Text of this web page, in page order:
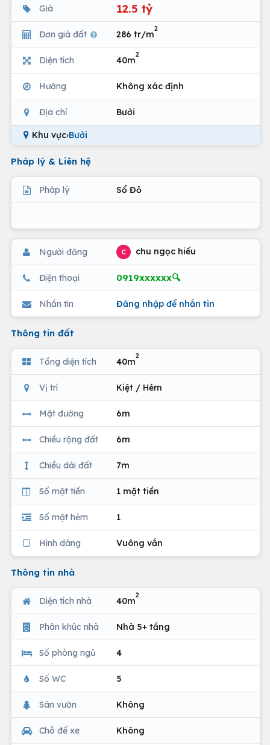
Giá 12.5 tỷ
Đơn giá đất 286 tr/m
2
Diện tích 40m
2
Hướng Không xác định
Địa chỉ Bưởi
Khu vực›Bưởi
Pháp lý & Liên hệ
Pháp lý Sổ Đỏ
Người đăng C chu ngọc hiếu
Điện thoại 0919xxxxxx🔍
Nhắn tin Đăng nhập để nhắn tin
Thông tin đất
Tổng diện tích 40m
2
Vị trí Kiệt / Hẻm
Mặt đường 6m
Chiều rộng đất 6m
Chiều dài đất 7m
Số mặt tiền 1 mặt tiền
Số mặt hẻm 1
Hình dáng Vuông vắn
Thông tin nhà
Diện tích nhà 40m
2
Phân khúc nhà Nhà 5+ tầng
Số phòng ngủ 4
Số WC 5
Sân vườn Không
Chỗ để xe Không